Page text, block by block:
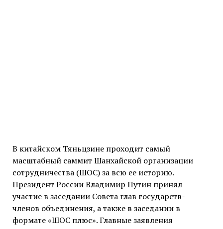
В китайском Тяньцзине проходит самый
масштабный саммит Шанхайской организации
сотрудничества (ШОС) за всю ее историю.
Президент России Владимир Путин принял
участие в заседании Совета глав государств-
членов объединения, а также в заседании в
формате «ШОС плюс». Главные заявления